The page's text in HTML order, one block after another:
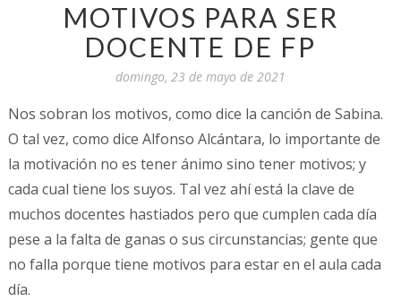
MOTIVOS PARA SER
DOCENTE DE FP
domingo, 23 de mayo de 2021
Nos sobran los motivos, como dice la canción de Sabina.
O tal vez, como dice Alfonso Alcántara, lo importante de
la motivación no es tener ánimo sino tener motivos; y
cada cual tiene los suyos. Tal vez ahí está la clave de
muchos docentes hastiados pero que cumplen cada día
pese a la falta de ganas o sus circunstancias; gente que
no falla porque tiene motivos para estar en el aula cada
día.